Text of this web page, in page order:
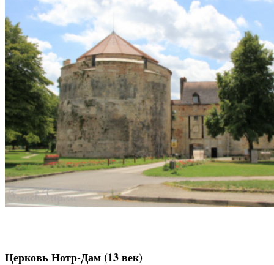
Церковь Нотр-Дам (13 век)